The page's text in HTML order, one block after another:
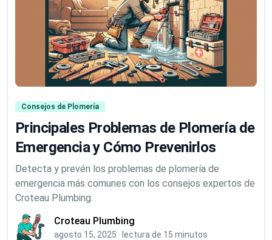
Consejos de Plomería
Principales Problemas de Plomería de
Emergencia y Cómo Prevenirlos
Detecta y prevén los problemas de plomería de
emergencia más comunes con los consejos expertos de
Croteau Plumbing.
Croteau Plumbing
agosto 15, 2025 · lectura de 15 minutos